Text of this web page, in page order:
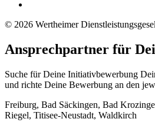
© 2026 Wertheimer
Ansprechpartner für
Suche für Deine Initiativbewerbung
und richte Deine Bewerbung an den
Freiburg, Bad Säckingen, Bad
Riegel, Titisee-Neustadt, Waldkirch